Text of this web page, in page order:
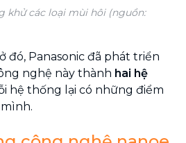
khử các loại mùi hôi (nguồn:
đó, Panasonic đã phát triển
nghệ này thành hai hệ
hệ thống lại có những điểm